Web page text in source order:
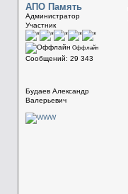
АПО Память
Администратор
Участник
Оффлайн
Сообщений: 29 343
Будаев Александр
Валерьевич